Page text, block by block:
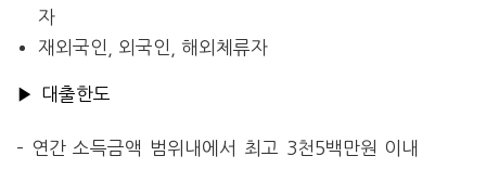
자
재외국인, 외국인, 해외체류자
▶ 대출한도
– 연간 소득금액 범위내에서 최고 3천5백만원 이내